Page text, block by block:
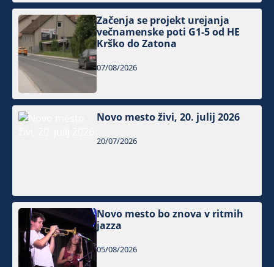
Začenja se projekt urejanja
večnamenske poti G1-5 od HE
Krško do Zatona
07/08/2026
Novo mesto živi, 20. julij 2026
20/07/2026
Novo mesto bo znova v ritmih
jazza
05/08/2026